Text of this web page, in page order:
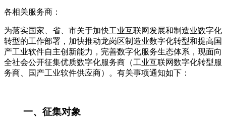
各相关服务商：
为落实国家、省、市关于加快工业互联网发展和制造业数字化
转型的工作部署，加快推动龙岗区制造业数字化转型和提高国
产工业软件自主创新能力，完善数字化服务生态体系，现面向
全社会公开征集优质数字化服务商（工业互联网数字化转型服
务商、国产工业软件供应商）。有关事项通知如下：
一、征集对象